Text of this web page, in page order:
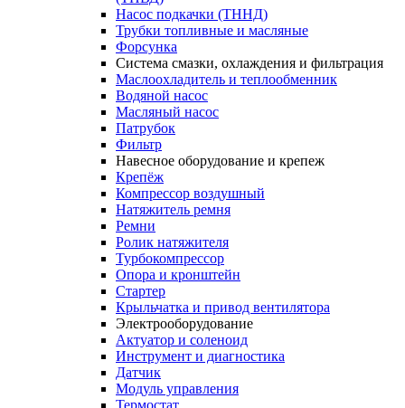
Насос подкачки (ТННД)
Трубки топливные и масляные
Форсунка
Система смазки, охлаждения и фильтрация
Маслоохладитель и теплообменник
Водяной насос
Масляный насос
Патрубок
Фильтр
Навесное оборудование и крепеж
Крепёж
Компрессор воздушный
Натяжитель ремня
Ремни
Ролик натяжителя
Турбокомпрессор
Опора и кронштейн
Стартер
Крыльчатка и привод вентилятора
Электрооборудование
Актуатор и соленоид
Инструмент и диагностика
Датчик
Модуль управления
Термостат